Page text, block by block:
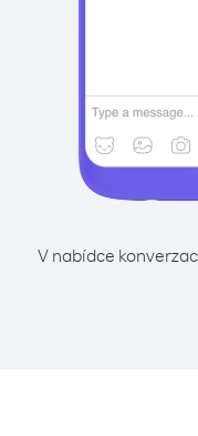
V nabídce